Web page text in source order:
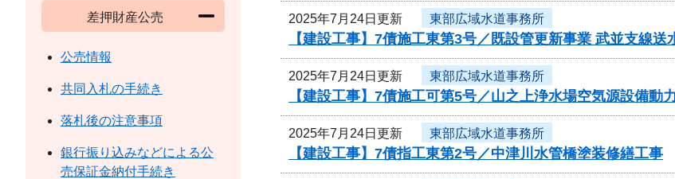
2025年7月24日更新 東部広域水道事務所
【建設工事】7債施工東第3号／既設管更新事業 武並支線
2025年7月24日更新 東部広域水道事務所
【建設工事】7債施工可第5号／山之上浄水場空気源設備動
2025年7月24日更新 東部広域水道事務所
【建設工事】7債指工東第2号／中津川水管橋塗装修繕工事
差押財産公売
公売情報
共同入札の手続き
落札後の注意事項
銀行振り込みなどによる公
売保証金納付手続き